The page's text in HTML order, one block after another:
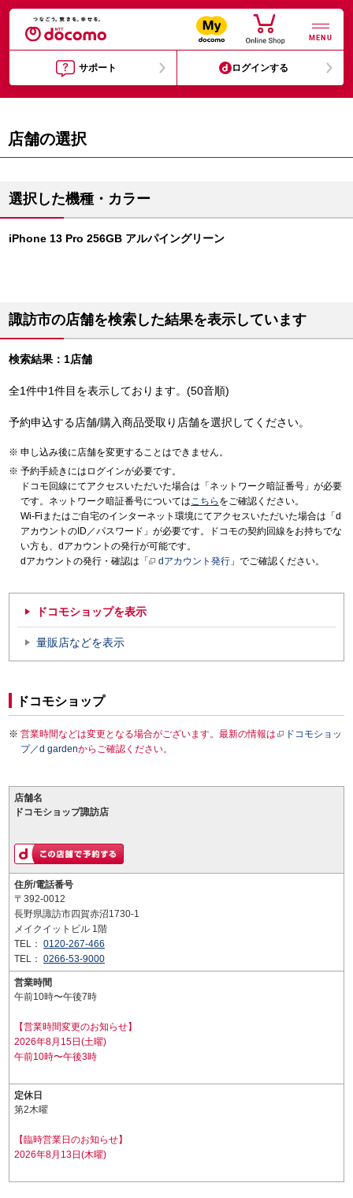
MENU
サポート ログインする
店舗の選択
選択した機種・カラー
iPhone 13 Pro 256GB アルパイングリーン
諏訪市の店舗を検索した結果を表示しています
検索結果：1店舗
全1件中1件目を表示しております。(50音順)
予約申込する店舗/購入商品受取り店舗を選択してください。
申し込み後に店舗を変更することはできません。
予約手続きにはログインが必要です。
ドコモ回線にてアクセスいただいた場合は「ネットワーク暗証番号」が必要
です。ネットワーク暗証番号についてはこちら をご確認ください。
Wi-Fiまたはご自宅のインターネット環境にてアクセスいただいた場合は「d
アカウントのID／パスワード」が必要です。ドコモの契約回線をお持ちでな
い方も、dアカウントの発行が可能です。
dアカウントの発行・確認は「
dアカウント発行 」でご確認ください。
ドコモショップを表示
量販店などを表示
ドコモショップ
営業時間などは変更となる場合がございます。最新の情報は
ドコモショッ
プ／d gardenからご確認ください。
店舗名
ドコモショップ諏訪店
住所/電話番号
〒392-0012
長野県諏訪市四賀赤沼1730-1
メイクイットビル 1階
TEL： 0120-267-466
TEL： 0266-53-9000
営業時間
午前10時〜午後7時
【営業時間変更のお知らせ】
2026年8月15日(土曜)
午前10時〜午後3時
定休日
第2木曜
【臨時営業日のお知らせ】
2026年8月13日(木曜)